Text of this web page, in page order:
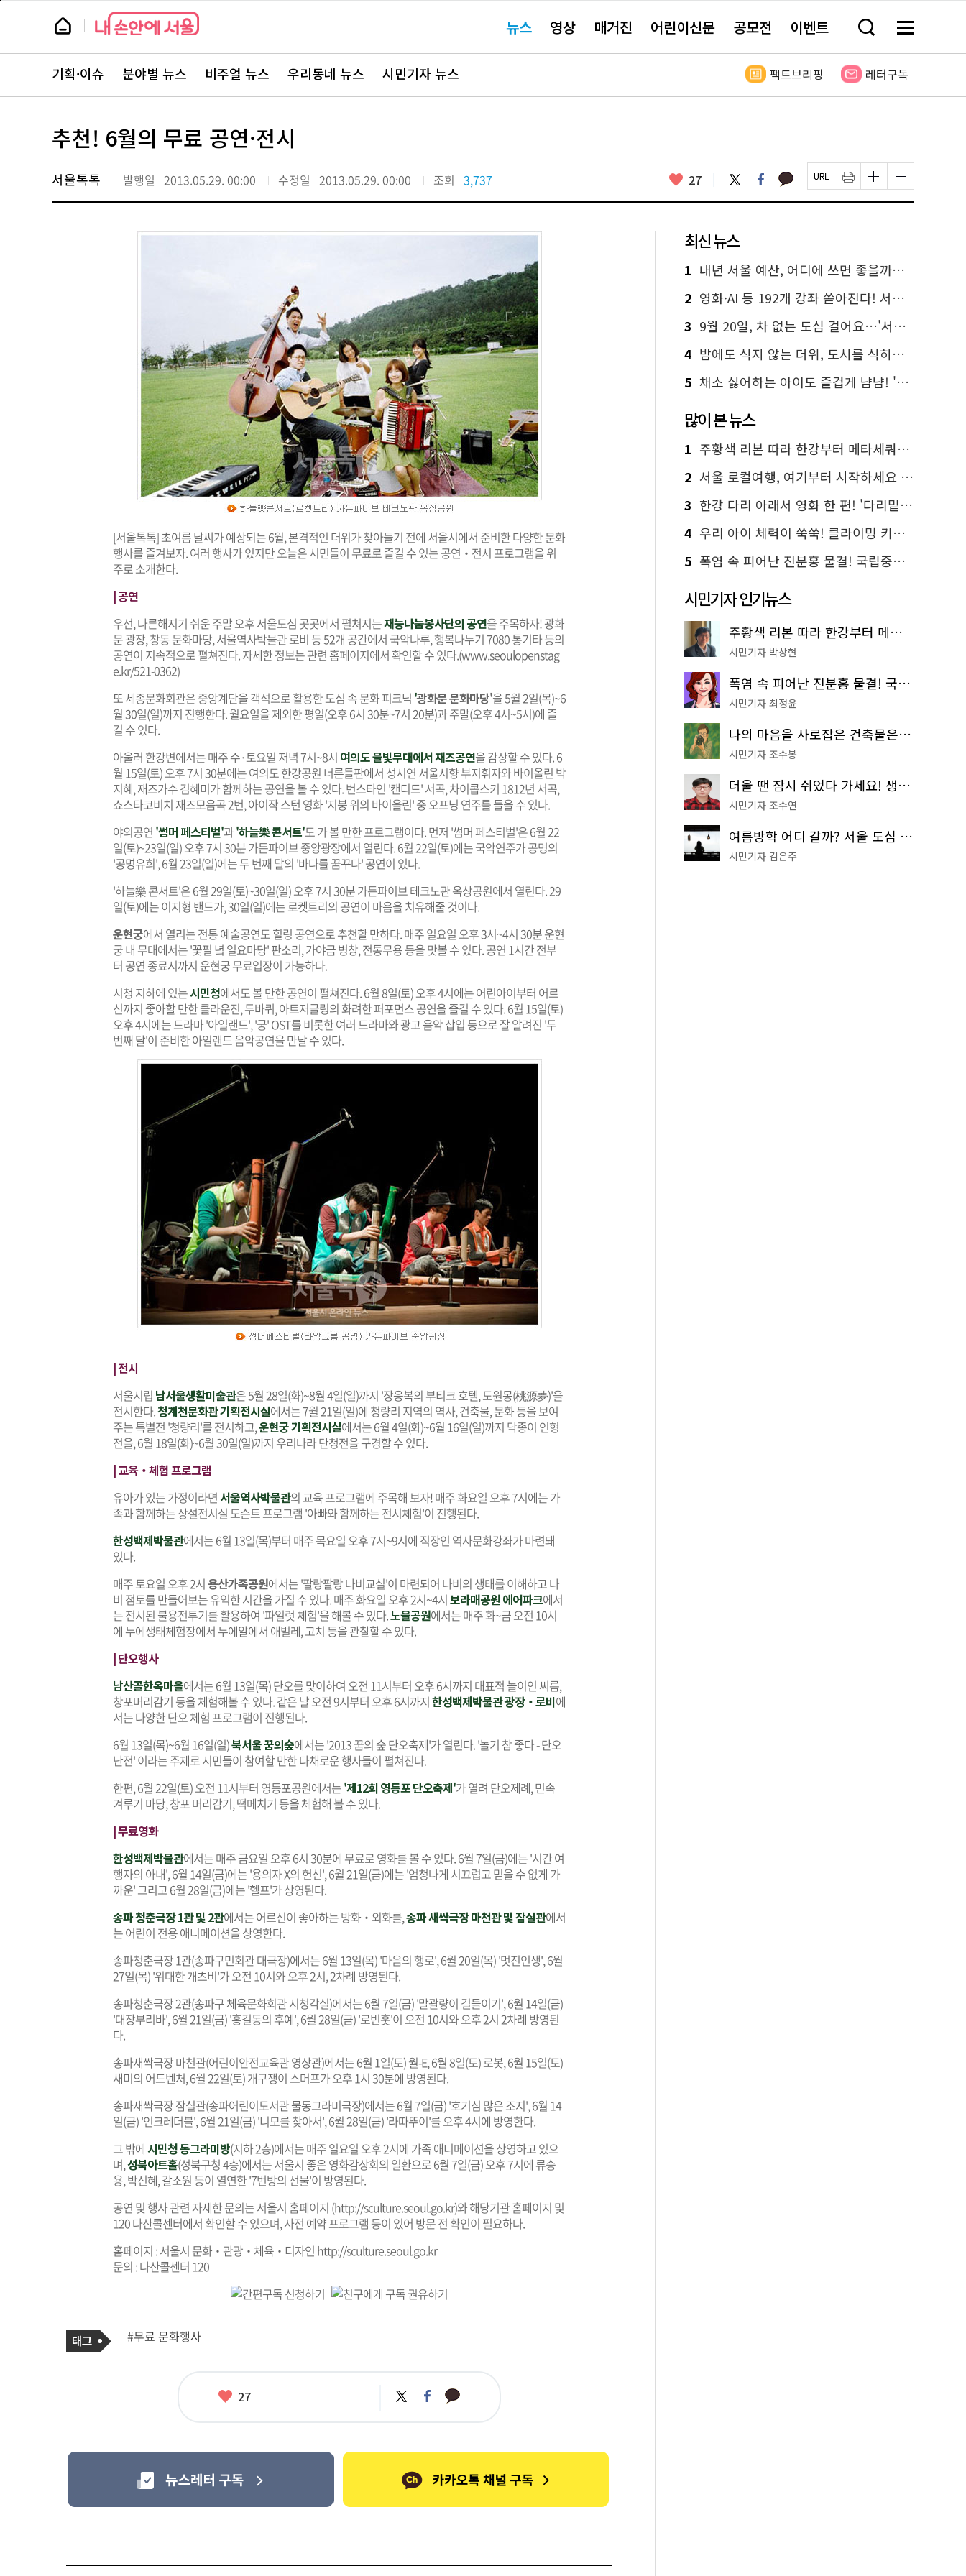
본
뉴
스 요뉴스 영상 매거진 어린이신문 공모전 이벤트 검
창
기
메
전
보
뉴
스
주
서
바
로
기획·이슈 분야별 뉴스 비주얼 뉴스 우리동네 뉴스 시민기자 뉴스 팩트브리핑 레터구독
추천! 6월의 무료 공연·전시
서울톡톡 발행일 2013.05.29. 00:00 수정일 2013.05.29. 00:00 조회 3,737 좋
요
27 트
위
터
페
이
스
카
카 페
이
지
인
쇄
하
글
자
크
하
기
글
자
크
하
[서울톡톡] 초여름 날씨가 예상되는 6월, 본격적인 더위가 찾아들기 전에 서울시에서 준비한 다양한 문화
행사를 즐겨보자. 여러 행사가 있지만 오늘은 시민들이 무료로 즐길 수 있는 공연‧전시 프로그램을 위
주로 소개한다.
| 공연
우선, 나른해지기 쉬운 주말 오후 서울도심 곳곳에서 펼쳐지는재능나눔봉사단의 공연을 주목하자! 광화
문 광장, 창동 문화마당, 서울역사박물관 로비 등 52개 공간에서 국악나루, 행복나누기 7080 통기타 등의
공연이 지속적으로 펼쳐진다. 자세한 정보는 관련 홈페이지에서 확인할 수 있다.(www.seoulopenstag
e.kr/521-0362)
또 세종문화회관은 중앙계단을 객석으로 활용한 도심 속 문화 피크닉 '광화문 문화마당'을 5월 2일(목)~6
월 30일(일)까지 진행한다. 월요일을 제외한 평일(오후 6시 30분~7시 20분)과 주말(오후 4시~5시)에 즐
길 수 있다.
아울러 한강변에서는 매주 수·토요일 저녁 7시~8시 여의도 물빛무대에서 재즈공연을 감상할 수 있다. 6
월 15일(토) 오후 7시 30분에는 여의도 한강공원 너른들판에서 성시연 서울시향 부지휘자와 바이올린 박
지혜, 재즈가수 김혜미가 함께하는 공연을 볼 수 있다. 번스타인 '캔디드' 서곡, 차이콥스키 1812년 서곡,
쇼스타코비치 재즈모음곡 2번, 아이작 스턴 영화 '지붕 위의 바이올린' 중 오프닝 연주를 들을 수 있다.
야외공연 '썸머 페스티벌'과'하늘樂 콘서트'도 가 볼 만한 프로그램이다. 먼저 '썸머 페스티벌'은 6월 22
일(토)~23일(일) 오후 7시 30분 가든파이브 중앙광장에서 열린다. 6월 22일(토)에는 국악연주가 공명의
'공명유희', 6월 23일(일)에는 두 번째 달의 '바다를 꿈꾸다' 공연이 있다.
'하늘樂 콘서트'은 6월 29일(토)~30일(일) 오후 7시 30분 가든파이브 테크노관 옥상공원에서 열린다. 29
일(토)에는 이지형 밴드가, 30일(일)에는 로켓트리의 공연이 마음을 치유해줄 것이다.
운현궁에서 열리는 전통 예술공연도 힐링 공연으로 추천할 만하다. 매주 일요일 오후 3시~4시 30분 운현
궁 내 무대에서는 '꽃필 녘 일요마당' 판소리, 가야금 병창, 전통무용 등을 맛볼 수 있다. 공연 1시간 전부
터 공연 종료시까지 운현궁 무료입장이 가능하다.
시청 지하에 있는시민청에서도 볼 만한 공연이 펼쳐진다. 6월 8일(토) 오후 4시에는 어린아이부터 어르
신까지 좋아할 만한 클라운진, 두바퀴, 아트저글링의 화려한 퍼포먼스 공연을 즐길 수 있다. 6월 15일(토)
오후 4시에는 드라마 '아일랜드', '궁' OST를 비롯한 여러 드라마와 광고 음악 삽입 등으로 잘 알려진 '두
번째 달'이 준비한 아일랜드 음악공연을 만날 수 있다.
| 전시
서울시립 남서울생활미술관은 5월 28일(화)~8월 4일(일)까지 '장응복의 부티크 호텔, 도원몽(桃源夢)'을
전시한다.청계천문화관 기획전시실에서는 7월 21일(일)에 청량리 지역의 역사, 건축물, 문화 등을 보여
주는 특별전 '청량리'를 전시하고,운현궁 기획전시실에서는 6월 4일(화)~6월 16일(일)까지 닥종이 인형
전을, 6월 18일(화)~6월 30일(일)까지 우리나라 단청전을 구경할 수 있다.
| 교육‧체험 프로그램
유아가 있는 가정이라면 서울역사박물관의 교육 프로그램에 주목해 보자! 매주 화요일 오후 7시에는 가
족과 함께하는 상설전시실 도슨트 프로그램 '아빠와 함께하는 전시체험'이 진행된다.
한성백제박물관에서는 6월 13일(목)부터 매주 목요일 오후 7시~9시에 직장인 역사문화강좌가 마련돼
있다.
매주 토요일 오후 2시용산가족공원에서는 '팔랑팔랑 나비교실'이 마련되어 나비의 생태를 이해하고 나
비 점토를 만들어보는 유익한 시간을 가질 수 있다. 매주 화요일 오후 2시~4시보라매공원 에어파크에서
는 전시된 불용전투기를 활용하여 '파일럿 체험'을 해볼 수 있다.노을공원에서는 매주 화~금 오전 10시
에 누에생태체험장에서 누에알에서 애벌레, 고치 등을 관찰할 수 있다.
| 단오행사
남산골한옥마을에서는 6월 13일(목) 단오를 맞이하여 오전 11시부터 오후 6시까지 대표적 놀이인 씨름,
창포머리감기 등을 체험해볼 수 있다. 같은 날 오전 9시부터 오후 6시까지한성백제박물관 광장‧로비에
서는 다양한 단오 체험 프로그램이 진행된다.
6월 13일(목)~6월 16일(일)북서울 꿈의숲에서는 '2013 꿈의 숲 단오축제'가 열린다. '놀기 참 좋다 - 단오
난전' 이라는 주제로 시민들이 참여할 만한 다채로운 행사들이 펼쳐진다.
한편, 6월 22일(토) 오전 11시부터 영등포공원에서는'제12회 영등포 단오축제'가 열려 단오제례, 민속
겨루기 마당, 창포 머리감기, 떡메치기 등을 체험해 볼 수 있다.
| 무료영화
한성백제박물관에서는 매주 금요일 오후 6시 30분에 무료로 영화를 볼 수 있다. 6월 7일(금)에는 '시간 여
행자의 아내', 6월 14일(금)에는 '용의자 X의 헌신', 6월 21일(금)에는 '엄청나게 시끄럽고 믿을 수 없게 가
까운' 그리고 6월 28일(금)에는 '헬프'가 상영된다.
송파 청춘극장 1관 및 2관에서는 어르신이 좋아하는 방화‧외화를,송파 새싹극장 마천관 및 잠실관에서
는 어린이 전용 애니메이션을 상영한다.
송파청춘극장 1관(송파구민회관 대극장)에서는 6월 13일(목) '마음의 행로', 6월 20일(목) '멋진인생', 6월
27일(목) '위대한 개츠비'가 오전 10시와 오후 2시, 2차례 방영된다.
송파청춘극장 2관(송파구 체육문화회관 시청각실)에서는 6월 7일(금) '말괄량이 길들이기', 6월 14일(금)
'대장부리바', 6월 21일(금) '홍길동의 후예', 6월 28일(금) '로빈훗'이 오전 10시와 오후 2시 2차례 방영된
다.
송파새싹극장 마천관(어린이안전교육관 영상관)에서는 6월 1일(토) 월-E, 6월 8일(토) 로봇, 6월 15일(토)
새미의 어드벤처, 6월 22일(토) 개구쟁이 스머프가 오후 1시 30분에 방영된다.
송파새싹극장 잠실관(송파어린이도서관 물동그라미극장)에서는 6월 7일(금) '호기심 많은 조지', 6월 14
일(금) '인크레더블', 6월 21일(금) '니모를 찾아서', 6월 28일(금) '라따뚜이'를 오후 4시에 방영한다.
그 밖에시민청 동그라미방(지하 2층)에서는 매주 일요일 오후 2시에 가족 애니메이션을 상영하고 있으
며,성북아트홀(성북구청 4층)에서는 서울시 좋은 영화감상회의 일환으로 6월 7일(금) 오후 7시에 류승
용, 박신혜, 갈소원 등이 열연한 '7번방의 선물'이 방영된다.
공연 및 행사 관련 자세한 문의는 서울시 홈페이지 (http://sculture.seoul.go.kr)와 해당기관 홈페이지 및
120 다산콜센터에서 확인할 수 있으며, 사전 예약 프로그램 등이 있어 방문 전 확인이 필요하다.
홈페이지 : 서울시 문화‧관광‧체육‧디자인 http://sculture.seoul.go.kr
문의 : 다산콜센터 120
사
태
그
#무료 문화행사
좋
27 트
위
페
이
카
카
최신 뉴스
1 내년 서울 예산, 어디에 쓰면 좋을까요? 온라인 투표
2 영화·AI 등 192개 강좌 쏟아진다! 서울시민대학 선착순 신청
3 9월 20일, 차 없는 도심 걸어요…'서울 걷자 페스티벌' 선착순 5천명
4 밤에도 식지 않는 더위, 도시를 식히는 시원한 해법은?
5 채소 싫어하는 아이도 즐겁게 냠냠! '찾아가는 서울시 식생활 교육' 현장
많이 본 뉴스
1 주황색 리본 따라 한강부터 메타세쿼이아 숲길까지…서울둘레길 15코스
2 서울 로컬여행, 여기부터 시작하세요 '서울에디션25'
3 한강 다리 아래서 영화 한 편! '다리밑 영화관' 무료 상영
4 우리 아이 체력이 쑥쑥! 클라이밍 키즈카페·어린이 체력장
5 폭염 속 피어난 진분홍 물결! 국립중앙박물관 배롱나무 명소
시민기자 인기뉴스
주황색 리본 따라 한강부터 메타세쿼이아 숲길까지…서울둘레길 15코스
시민기자 박상현
폭염 속 피어난 진분홍 물결! 국립중앙박물관 배롱나무 명소
시민기자 최정윤
나의 마음을 사로잡은 건축물은? '서울시 건축상' 수상작 공개!
시민기자 조수봉
더울 땐 잠시 쉬었다 가세요! 생수 냉장고부터 해피소·무더위쉼터까지
시민기자 조수연
여름방학 어디 갈까? 서울 도심 무료 실내 여행 코스 추천
시민기자 김은주
페